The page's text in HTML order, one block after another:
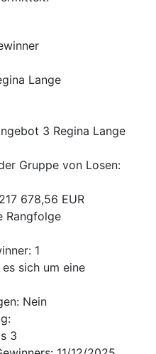
Lange
3 Regina Lange
Gruppe von Losen:
217 678,56 EUR
Rangfolge
: 1
sich um eine
: Nein
:
3